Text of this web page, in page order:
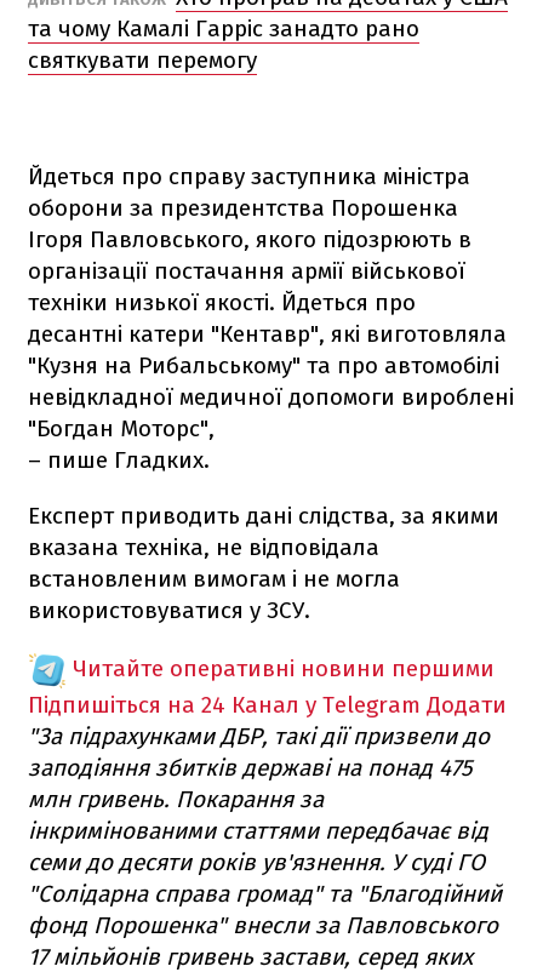
та чому Камалі Гарріс занадто рано
святкувати перемогу
Йдеться про справу заступника міністра
оборони за президентства Порошенка
Ігоря Павловського, якого підозрюють в
організації постачання армії військової
техніки низької якості. Йдеться про
десантні катери "Кентавр", які виготовляла
"Кузня на Рибальському" та про автомобілі
невідкладної медичної допомоги вироблені
"Богдан Моторс",
– пише Гладких.
Експерт приводить дані слідства, за якими
вказана техніка, не відповідала
встановленим вимогам і не могла
використовуватися у ЗСУ.
Читайте оперативні новини першими
Підпишіться на 24 Канал у Telegram Додати
"За підрахунками ДБР, такі дії призвели до
заподіяння збитків державі на понад 475
млн гривень. Покарання за
інкримінованими статтями передбачає від
семи до десяти років ув'язнення. У суді ГО
"Солідарна справа громад" та "Благодійний
фонд Порошенка" внесли за Павловського
17 мільйонів гривень застави, серед яких